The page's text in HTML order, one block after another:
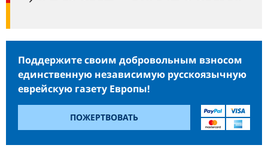
Поддержите своим добровольным взносом
единственную независимую русскоязычную
еврейскую газету Европы!
ПОЖЕРТВОВАТЬ